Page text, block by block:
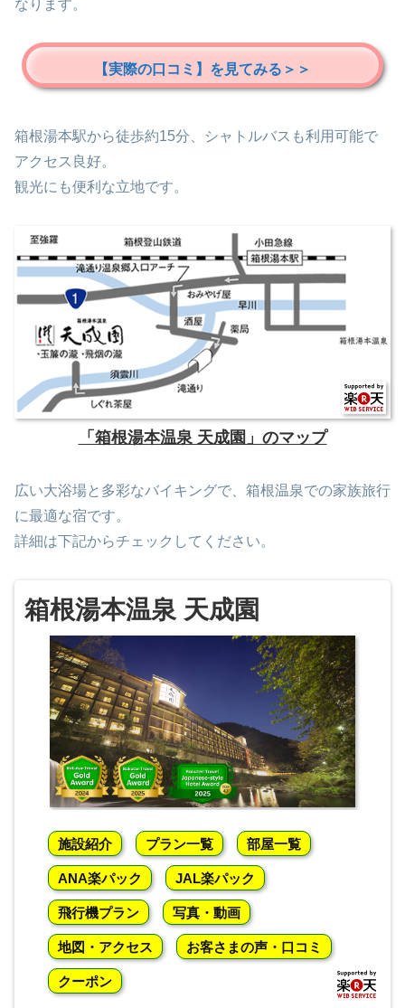
なります。
【実際の口コミ】を見てみる＞＞
箱根湯本駅から徒歩約15分、シャトルバスも利用可能で
アクセス良好。
観光にも便利な立地です。
「箱根湯本温泉 天成園」のマップ
広い大浴場と多彩なバイキングで、箱根温泉での家族旅行
に最適な宿です。
詳細は下記からチェックしてください。
箱根湯本温泉 天成園
施設紹介 プラン一覧 部屋一覧
ANA楽パック JAL楽パック
飛行機プラン 写真・動画
地図・アクセス お客さまの声・口コミ
クーポン